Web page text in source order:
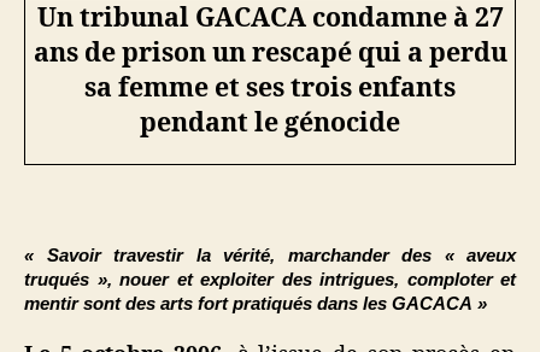
Un tribunal GACACA condamne à 27
ans de prison un rescapé qui a perdu
sa femme et ses trois enfants
pendant le génocide
« Savoir travestir la vérité, marchander des « aveux
truqués », nouer et exploiter des intrigues, comploter et
mentir sont des arts fort pratiqués dans les GACACA »